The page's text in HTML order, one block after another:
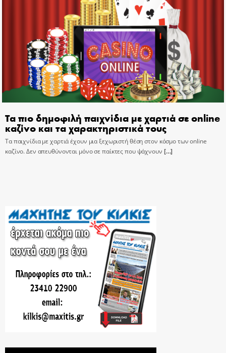
Τα πιο δημοφιλή παιχνίδια με χαρτιά σε online
καζίνο και τα χαρακτηριστικά τους
Τα παιχνίδια με χαρτιά έχουν μια ξεχωριστή θέση στον κόσμο των online
καζίνο. Δεν απευθύνονται μόνο σε παίκτες που ψάχνουν […]